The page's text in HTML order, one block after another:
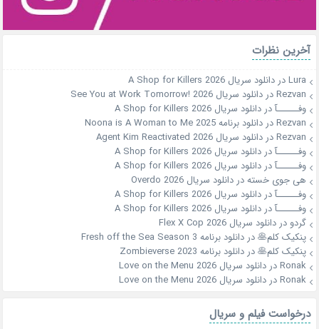
آخرین نظرات
Luraدردانلود سریال A Shop for Killers 2026
Rezvanدردانلود سریال See You at Work Tomorrow! 2026
وفــــــآدردانلود سریال A Shop for Killers 2026
Rezvanدردانلود برنامه Noona is A Woman to Me 2025
Rezvanدردانلود سریال Agent Kim Reactivated 2026
وفــــــآدردانلود سریال A Shop for Killers 2026
وفــــــآدردانلود سریال A Shop for Killers 2026
هی جوی خستهدردانلود سریال Overdo 2026
وفــــــآدردانلود سریال A Shop for Killers 2026
وفــــــآدردانلود سریال A Shop for Killers 2026
گردو دردانلود سریال Flex X Cop 2026
پنکیک کلم🥞دردانلود برنامه Fresh off the Sea Season 3
پنکیک کلم🥞دردانلود برنامه Zombieverse 2023
Ronakدردانلود سریال Love on the Menu 2026
Ronakدردانلود سریال Love on the Menu 2026
درخواست فیلم و سریال